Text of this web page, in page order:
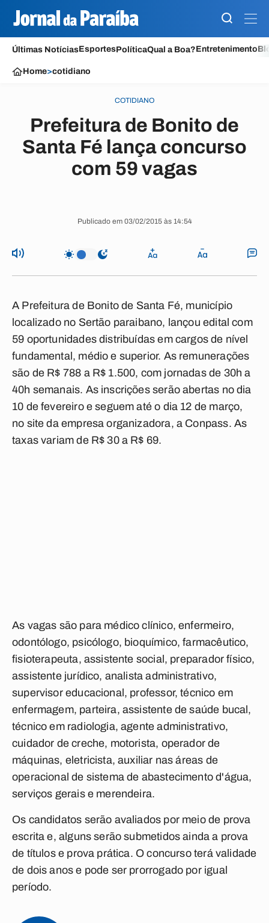
Últimas NotíciasEsportesPolíticaQual a Boa?Entretenimento
Home>cotidiano
COTIDIANO
Prefeitura de Bonito de
Santa Fé lança concurso
com 59 vagas
Publicado em 03/02/2015 às 14:54
A Prefeitura de Bonito de Santa Fé, município
localizado no Sertão paraibano, lançou edital com
59 oportunidades distribuídas em cargos de nível
fundamental, médio e superior. As remunerações
são de R$ 788 a R$ 1.500, com jornadas de 30h a
40h semanais. As inscrições serão abertas no dia
10 de fevereiro e seguem até o dia 12 de março,
no site da empresa organizadora, a Conpass. As
taxas variam de R$ 30 a R$ 69.
As vagas são para médico clínico, enfermeiro,
odontólogo, psicólogo, bioquímico, farmacêutico,
fisioterapeuta, assistente social, preparador físico,
assistente jurídico, analista administrativo,
supervisor educacional, professor, técnico em
enfermagem, parteira, assistente de saúde bucal,
técnico em radiologia, agente administrativo,
cuidador de creche, motorista, operador de
máquinas, eletricista, auxiliar nas áreas de
operacional de sistema de abastecimento d'água,
serviços gerais e merendeira.
Os candidatos serão avaliados por meio de prova
escrita e, alguns serão submetidos ainda a prova
de títulos e prova prática. O concurso terá validade
de dois anos e pode ser prorrogado por igual
período.